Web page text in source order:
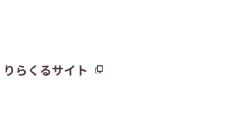
りらくるサイト
りらくるサイト